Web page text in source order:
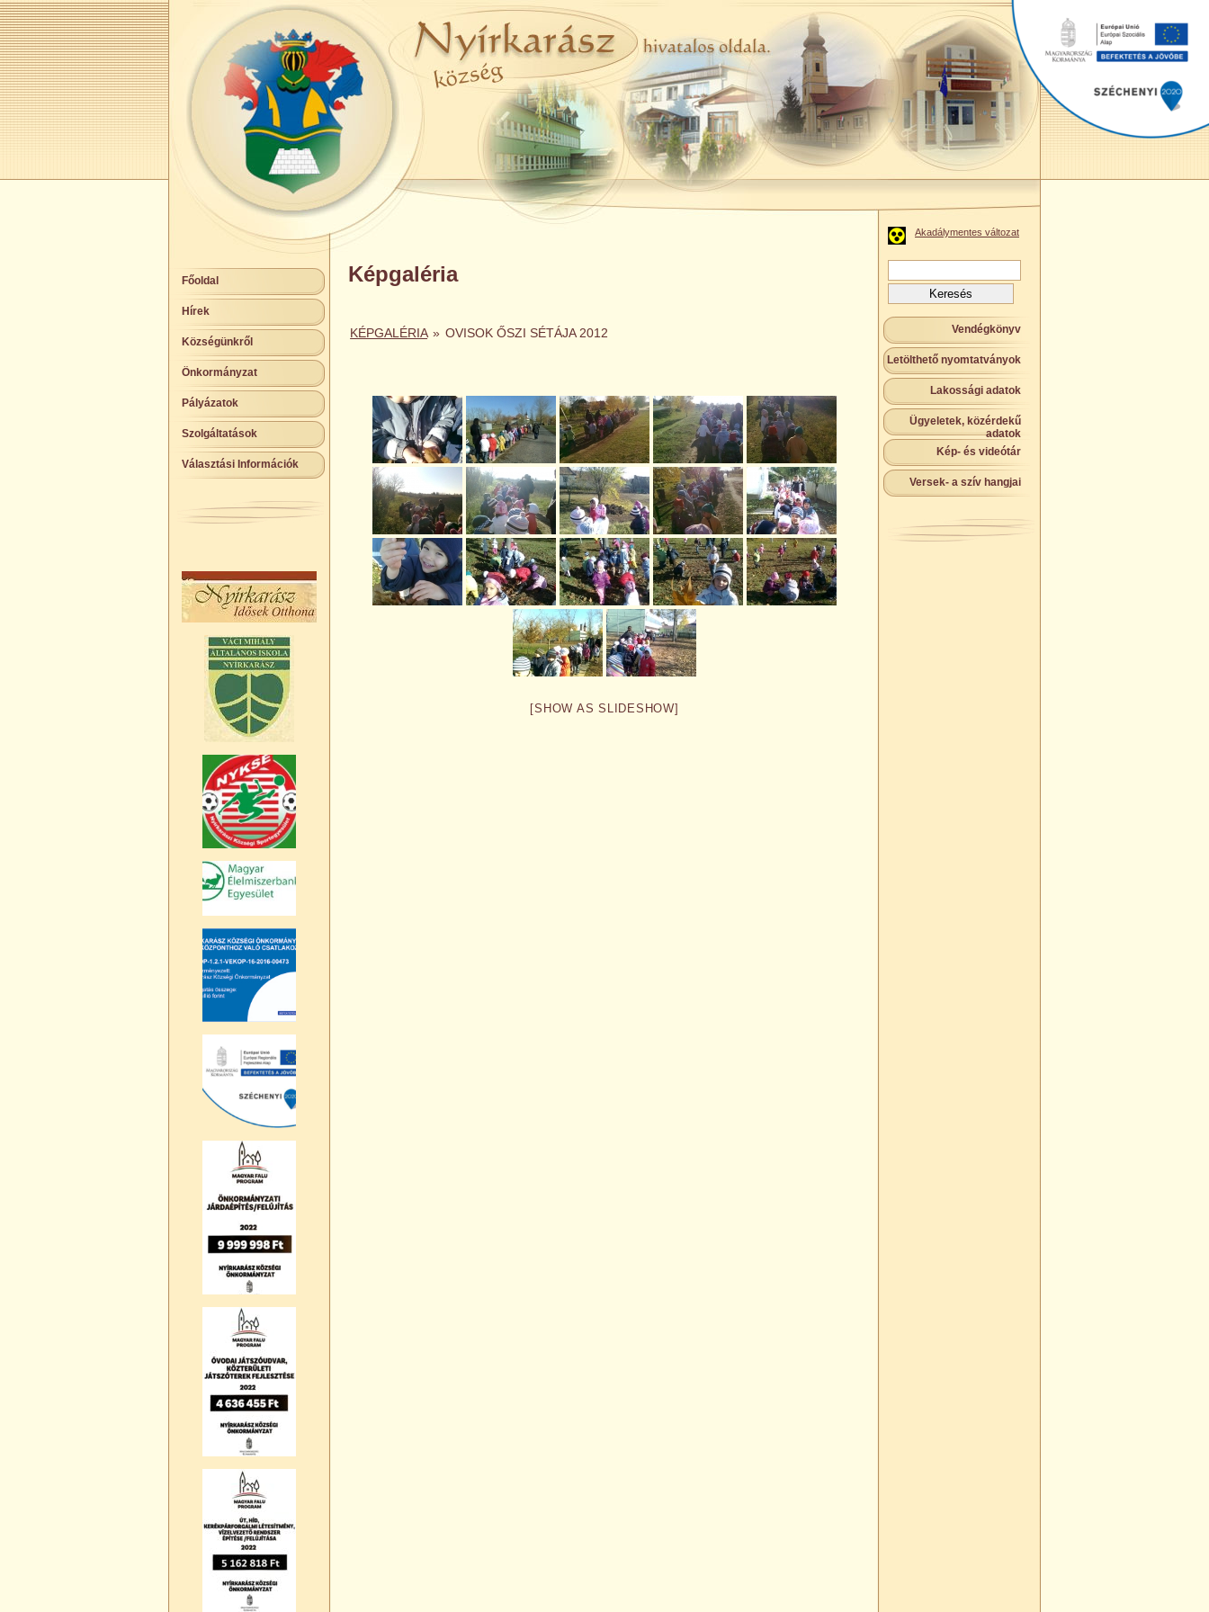
Főoldal
Hírek
Községünkről
Önkormányzat
Pályázatok
Szolgáltatások
Választási Információk
Képgaléria
KÉPGALÉRIA » OVISOK ŐSZI SÉTÁJA 2012
[SHOW AS SLIDESHOW]
Akadálymentes változat
Vendégkönyv
Letölthető nyomtatványok
Lakossági adatok
Ügyeletek, közérdekű
adatok
Kép- és videótár
Versek- a szív hangjai